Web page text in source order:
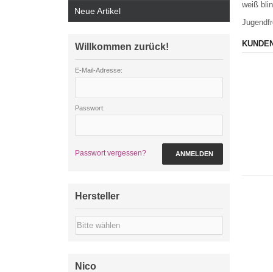
weiß
Neue Artikel
Willkommen zurück!
E-Mail-Adresse:
Passwort:
Passwort vergessen? ANMELDEN
Hersteller
Nico